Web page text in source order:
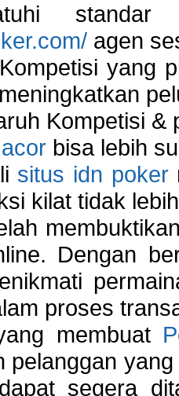
agen
yang
meningkatkan
Kompetisi
bisa lebih
situs idn poker
kilat tidak
Dengan
proses
membuat
pelanggan
segera